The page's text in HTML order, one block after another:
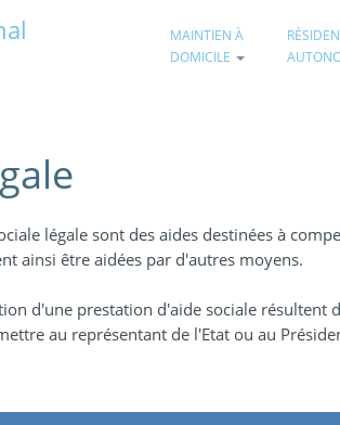
MAINTIEN À
DOMICILE
légale sont des aides destinées à
ainsi être aidées par d'autres moyens.
d'une prestation d'aide sociale résultent
au représentant de l'Etat ou au